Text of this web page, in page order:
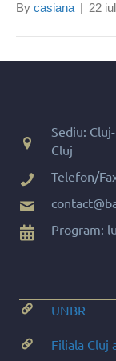
By casiana | 22
Sediu:
Cluj
Telefon/
Program:
UNBR
Filiala Cluj